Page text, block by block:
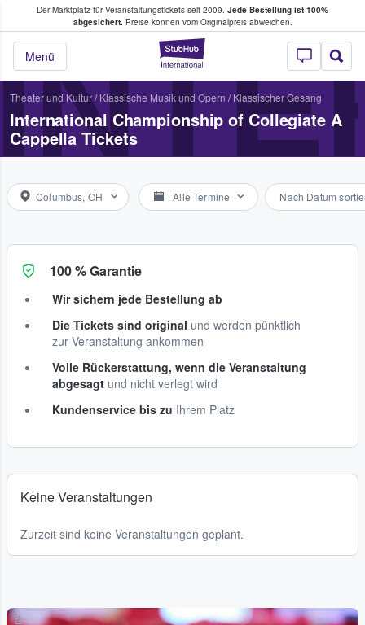
Der Marktplatz für Veranstaltungstickets seit 2009. Jede Bestellung ist 100%
abgesichert.Preise können vom Originalpreis abweichen.
StubHub - Wo
Menü
Tickets kaufen & verkaufen
Theater und Kultur/ Klassische Musik und Opern / Klassischer Gesang
International Championship of Collegiate A
Cappella Tickets
Columbus, OH Alle Termine Nach Datum
100 % Garantie
Wir sichern jede Bestellung ab
Die Tickets sind original und werden pünktlich
zur Veranstaltung ankommen
Volle Rückerstattung, wenn die Veranstaltung
abgesagt und nicht verlegt wird
Kundenservice bis zu Ihrem Platz
Keine Veranstaltungen
Zurzeit sind keine Veranstaltungen geplant.